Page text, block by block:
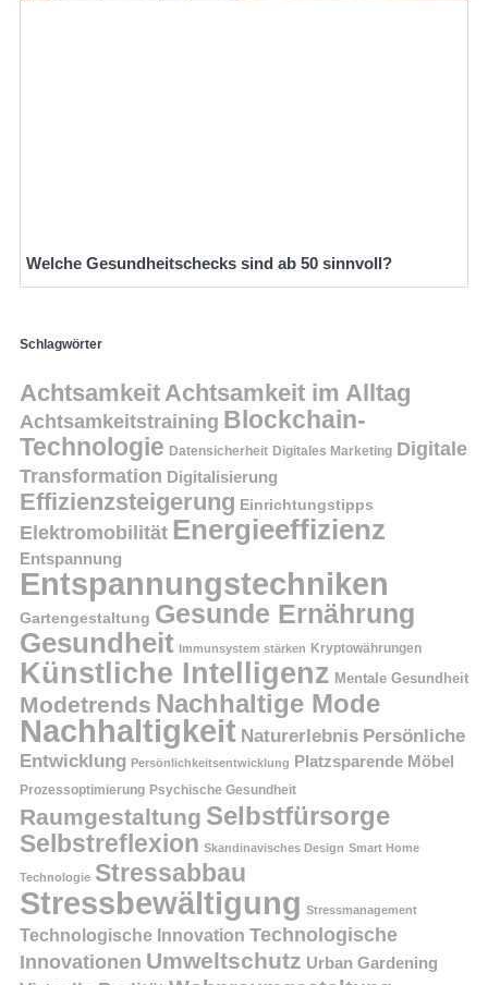
Welche Gesundheitschecks sind ab 50 sinnvoll?
Schlagwörter
Achtsamkeit Achtsamkeit im Alltag
Achtsamkeitstraining Blockchain-
Technologie Datensicherheit Digitales Marketing Digitale
Transformation Digitalisierung
Effizienzsteigerung Einrichtungstipps
Elektromobilität Energieeffizienz
Entspannung
Entspannungstechniken
Gartengestaltung Gesunde Ernährung
Gesundheit Immunsystem stärken Kryptowährungen
Künstliche Intelligenz Mentale Gesundheit
Modetrends Nachhaltige Mode
Nachhaltigkeit Naturerlebnis Persönliche
Entwicklung Persönlichkeitsentwicklung Platzsparende Möbel
Prozessoptimierung Psychische Gesundheit
Raumgestaltung Selbstfürsorge
Selbstreflexion Skandinavisches Design Smart Home
Technologie Stressabbau
Stressbewältigung Stressmanagement
Technologische Innovation Technologische
Innovationen Umweltschutz Urban Gardening